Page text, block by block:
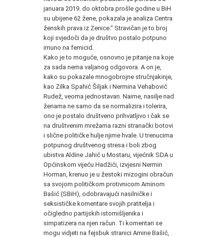
januara 2019. do oktobra prošle godine u BiH
su ubijene 62 žene, pokazala je analiza Centra
ženskih prava iz Zenice.“ Stravičan je to broj
koji svjedoči da je društvo postalo potpuno
imuno na femicid.
Kako je to moguće, osnovno je pitanje na koje
za sada nema valjanog odgovora. A on je,
kako su pokazale mnogobrojne stručnjakinje,
kao Zilka Spahić Šiljak i Nermina Vehabović
Rudež, veoma jednostavan. Naime, nasilje nad
ženama ne samo da se normalizira i tolerira,
ono je postalo društveno prihvatljivo i čak se
na društvenim mrežama razni stranački botovi
i slične političke hulje njime hvale. U trenucima
potpunog društvenog stresa i boli zbog
ubistva Aldine Jahić u Mostaru, vijećnik SDA u
Općinskom vijeću Hadžići, izvjesni Nermin
Horman, krenuo je u žestoki mizogini obračun
sa svojom političkom protivnicom Aminom
Bašić (SBiH), odobravajući nasilničke i
seksističke komentare svojih pratitelja i
očigledno partijskih istomišljenika i
simpatizera na njen račun. Ti komentari se
mogu vidjeti na fejsbuk stranici Amine Bašić,